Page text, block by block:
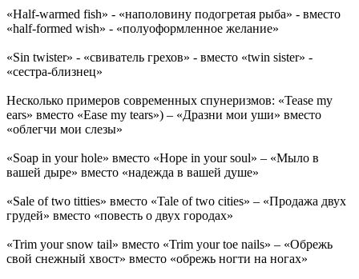
«Half-warmed fish» - «наполовину подогретая рыба» - вместо
«half-formed wish» - «полуоформленное желание»
«Sin twister» - «свиватель грехов» - вместо «twin sister» -
«сестра-близнец»
Несколько примеров современных спунеризмов: «Tease my
ears» вместо «Ease my tears») – «Дразни мои уши» вместо
«облегчи мои слезы»
«Soap in your hole» вместо «Hope in your soul» – «Мыло в
вашей дыре» вместо «надежда в вашей душе»
«Sale of two titties» вместо «Tale of two cities» – «Продажа двух
грудей» вместо «повесть о двух городах»
«Trim your snow tail» вместо «Trim your toe nails» – «Обрежь
свой снежный хвост» вместо «обрежь ногти на ногах»